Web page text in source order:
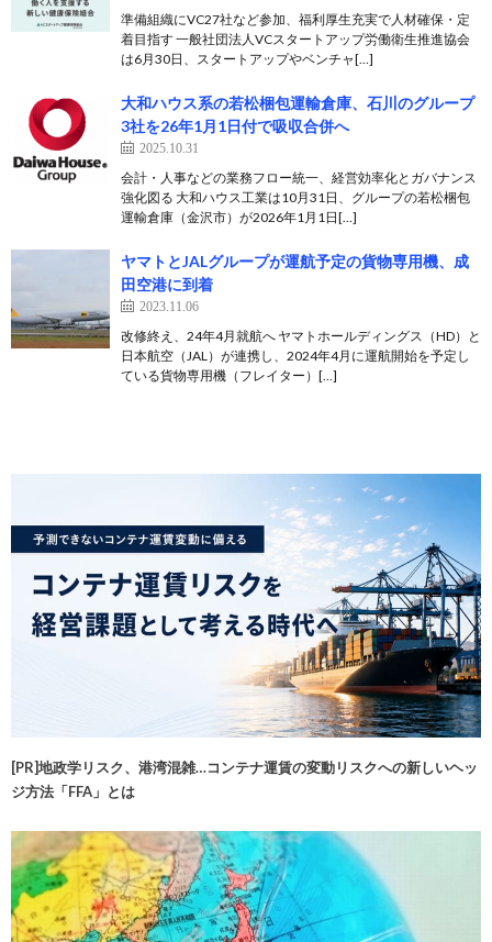
準備組織にVC27社など参加、福利厚生充実で人材確保・定
着目指す 一般社団法人VCスタートアップ労働衛生推進協会
は6月30日、スタートアップやベンチャ[…]
大和ハウス系の若松梱包運輸倉庫、石川のグループ
3社を26年1月1日付で吸収合併へ
2025.10.31
会計・人事などの業務フロー統一、経営効率化とガバナンス
強化図る 大和ハウス工業は10月31日、グループの若松梱包
運輸倉庫（金沢市）が2026年1月1日[…]
ヤマトとJALグループが運航予定の貨物専用機、成
田空港に到着
2023.11.06
改修終え、24年4月就航へ ヤマトホールディングス（HD）と
日本航空（JAL）が連携し、2024年4月に運航開始を予定し
ている貨物専用機（フレイター）[…]
[PR]地政学リスク、港湾混雑…コンテナ運賃の変動リスクへの新しいヘッ
ジ方法「FFA」とは